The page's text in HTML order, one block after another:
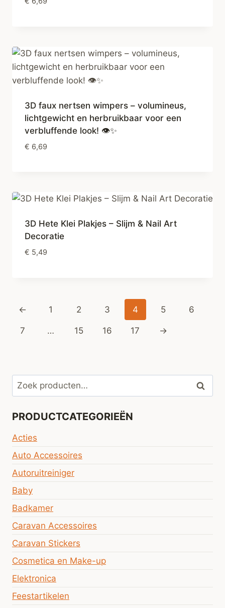
3D faux nertsen wimpers – volumineus,
lichtgewicht en herbruikbaar voor een
verbluffende look! 👁✨
€ 6,69
3D Hete Klei Plakjes – Slijm & Nail Art
Decoratie
€ 5,49
← 1 2 3 4 5 6
7 … 15 16 17 →
Zoeken
naar:
Zoeken
PRODUCTCATEGORIEËN
Acties
Auto Accessoires
Autoruitreiniger
Baby
Badkamer
Caravan Accessoires
Caravan Stickers
Cosmetica en Make-up
Elektronica
Feestartikelen